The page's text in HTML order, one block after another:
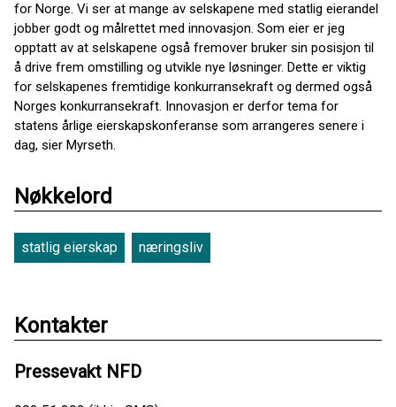
for Norge. Vi ser at mange av selskapene med statlig eierandel
jobber godt og målrettet med innovasjon. Som eier er jeg
opptatt av at selskapene også fremover bruker sin posisjon til
å drive frem omstilling og utvikle nye løsninger. Dette er viktig
for selskapenes fremtidige konkurransekraft og dermed også
Norges konkurransekraft. Innovasjon er derfor tema for
statens årlige eierskapskonferanse som arrangeres senere i
dag, sier Myrseth.
Nøkkelord
statlig eierskap næringsliv
Kontakter
Pressevakt NFD